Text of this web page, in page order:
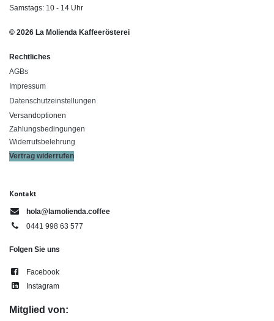
Samstags: 10 - 14 Uhr
© 2026 La Molienda Kaffeerösterei
Rechtliches
AGBs
Impressum
Datenschutzeinstellungen
Versandoptionen
Zahlungsbedingungen
Widerrufsbelehrung
Vertrag widerrufen
Kontakt
hola@lamolienda.coffee
0441 998 63 577
Folgen Sie uns
Facebook
Instagram
Mitglied von: